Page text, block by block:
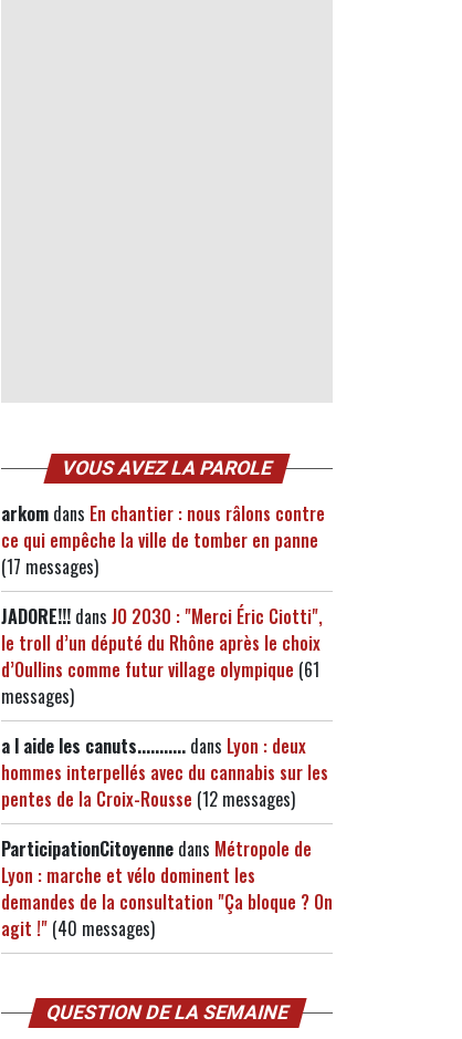
VOUS AVEZ LA PAROLE
arkom dans En chantier : nous râlons contre
ce qui empêche la ville de tomber en panne
(17 messages)
JADORE!!! dans JO 2030 : "Merci Éric Ciotti",
le troll d’un député du Rhône après le choix
d’Oullins comme futur village olympique (61
messages)
a l aide les canuts........... dans Lyon : deux
hommes interpellés avec du cannabis sur les
pentes de la Croix-Rousse (12 messages)
ParticipationCitoyenne dans Métropole de
Lyon : marche et vélo dominent les
demandes de la consultation "Ça bloque ? On
agit !" (40 messages)
QUESTION DE LA SEMAINE